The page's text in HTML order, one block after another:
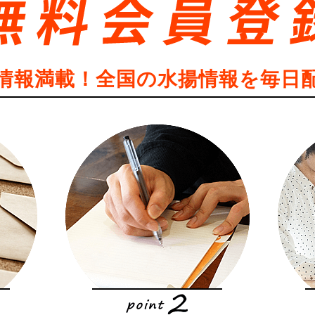
報満載！全国の水揚情報を毎日